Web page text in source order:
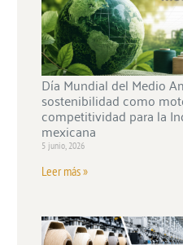
Día Mundial del Medio
sostenibilidad como
competitividad para la
mexicana
5 junio, 2026
Leer más »